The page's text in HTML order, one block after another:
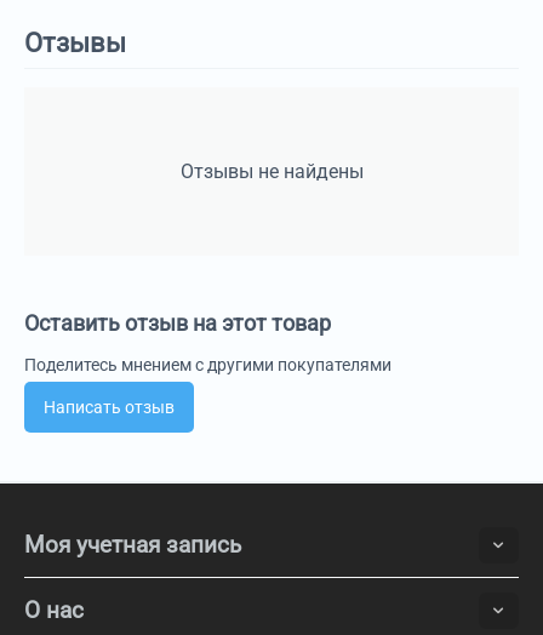
Отзывы
Отзывы не найдены
Оставить отзыв на этот товар
Поделитесь мнением с другими покупателями
Написать отзыв
Моя учетная запись
О нас